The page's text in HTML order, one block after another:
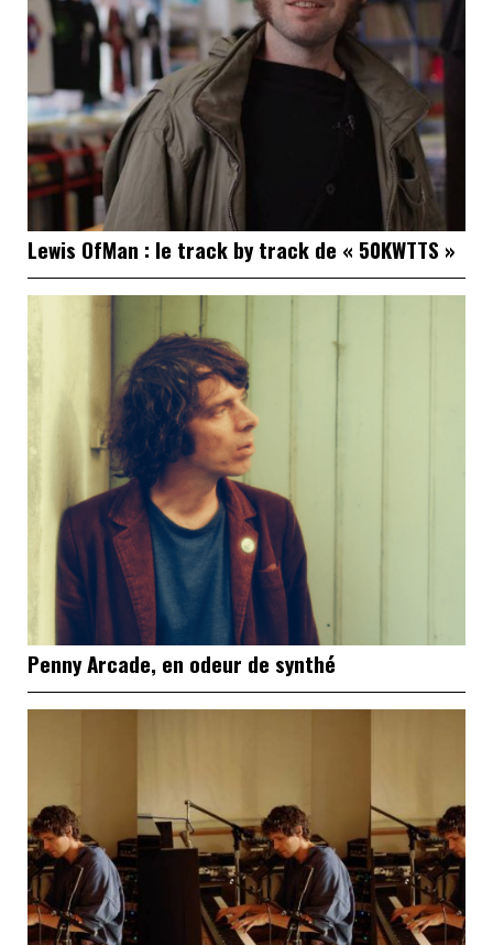
Lewis OfMan : le track by track de « 50KWTTS »
Penny Arcade, en odeur de synthé